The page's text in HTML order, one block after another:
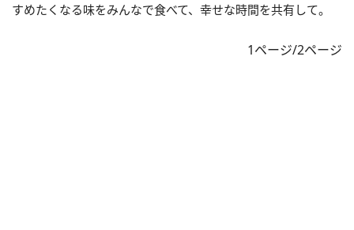
すめたくなる味をみんなで食べて、幸せな時間を共有して。
1ページ/2ページ